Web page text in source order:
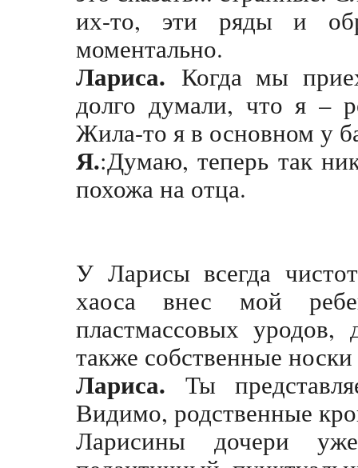
их-то, эти ряды и
моментально.
Лариса. Когда мы
долго думали, что я –
Жила-то я в основном у
Я.:Думаю, теперь так
похожа на отца.
У Ларисы всегда
хаоса внес мой
пластмассовых
также собственные
Лариса.Ты
Видимо, родственные
Ларисины дочери